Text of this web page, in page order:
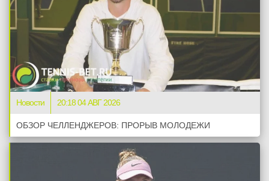
Новости 20:18 04 АВГ 2026
ОБЗОР ЧЕЛЛЕНДЖЕРОВ: ПРОРЫВ МОЛОДЕЖИ